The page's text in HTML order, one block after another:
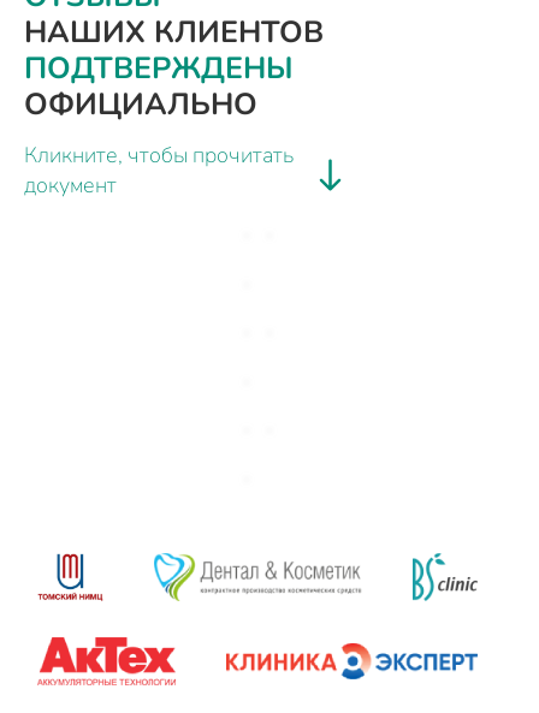
НАШИХ КЛИЕНТОВ
ПОДТВЕРЖДЕНЫ
ОФИЦИАЛЬНО
Кликните, чтобы прочитать
документ